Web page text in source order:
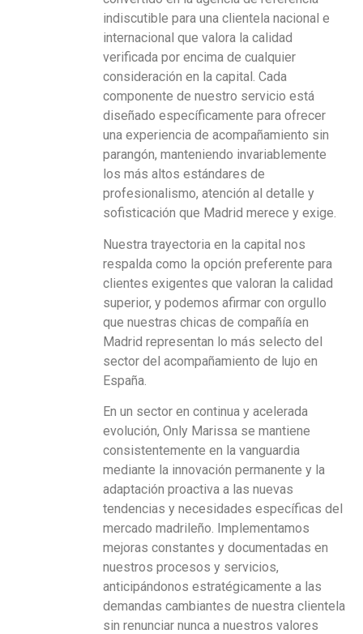
indiscutible para una clientela nacional e
internacional que valora la calidad
verificada por encima de cualquier
consideración en la capital. Cada
componente de nuestro servicio está
diseñado específicamente para ofrecer
una experiencia de acompañamiento sin
parangón, manteniendo invariablemente
los más altos estándares de
profesionalismo, atención al detalle y
sofisticación que Madrid merece y exige.
Nuestra trayectoria en la capital nos
respalda como la opción preferente para
clientes exigentes que valoran la calidad
superior, y podemos afirmar con orgullo
que nuestras chicas de compañía en
Madrid representan lo más selecto del
sector del acompañamiento de lujo en
España.
En un sector en continua y acelerada
evolución, Only Marissa se mantiene
consistentemente en la vanguardia
mediante la innovación permanente y la
adaptación proactiva a las nuevas
tendencias y necesidades específicas del
mercado madrileño. Implementamos
mejoras constantes y documentadas en
nuestros procesos y servicios,
anticipándonos estratégicamente a las
demandas cambiantes de nuestra clientela
sin renunciar nunca a nuestros valores